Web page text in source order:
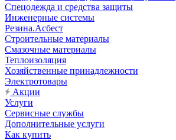
Спецодежда и средства защиты
Инженерные системы
Резина.Асбест
Строительные материалы
Смазочные материалы
Теплоизоляция
Хозяйственные принадлежности
Электротовары
Акции
Услуги
Сервисные службы
Дополнительные услуги
Как купить